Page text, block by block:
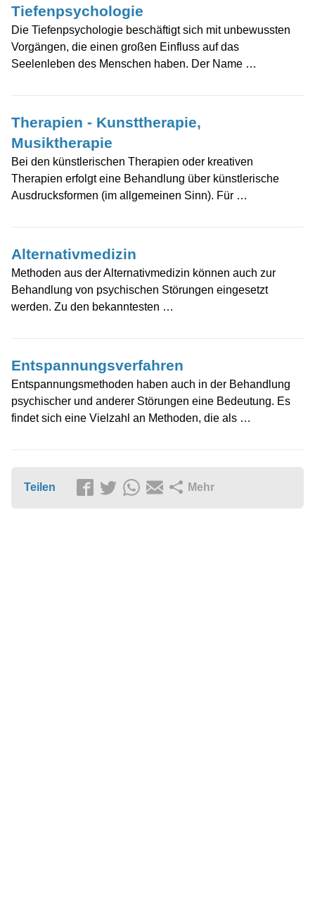
Tiefenpsychologie
Die Tiefenpsychologie beschäftigt sich mit unbewussten
Vorgängen, die einen großen Einfluss auf das
Seelenleben des Menschen haben. Der Name …
Therapien - Kunsttherapie,
Musiktherapie
Bei den künstlerischen Therapien oder kreativen
Therapien erfolgt eine Behandlung über künstlerische
Ausdrucksformen (im allgemeinen Sinn). Für …
Alternativmedizin
Methoden aus der Alternativmedizin können auch zur
Behandlung von psychischen Störungen eingesetzt
werden. Zu den bekanntesten …
Entspannungsverfahren
Entspannungsmethoden haben auch in der Behandlung
psychischer und anderer Störungen eine Bedeutung. Es
findet sich eine Vielzahl an Methoden, die als …
Teilen Mehr